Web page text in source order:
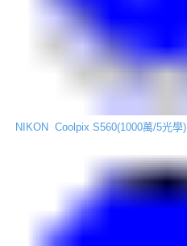
NIKON Coolpix S560(1000萬/5光學)